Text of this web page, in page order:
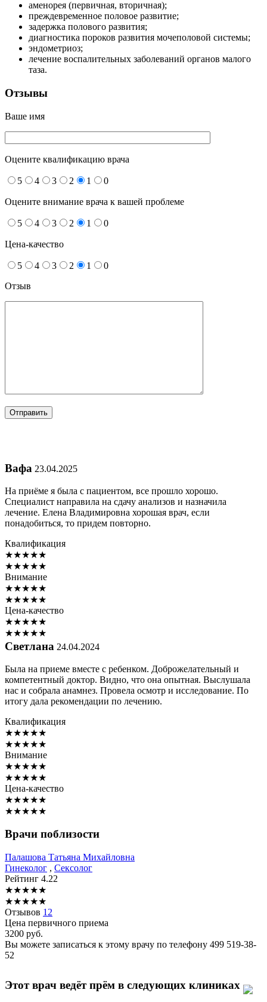
аменорея (первичная, вторичная);
преждевременное половое развитие;
задержка полового развития;
диагностика пороков развития мочеполовой системы;
эндометриоз;
лечение воспалительных заболеваний органов малого
таза.
Отзывы
Ваше имя
Оцените квалификацию врача
5 4 3 2 1 0
Оцените внимание врача к вашей проблеме
5 4 3 2 1 0
Цена-качество
5 4 3 2 1
0
Отзыв
Вафа 23.04.2025
На приёме я была с пациентом, все прошло хорошо.
Специалист направила на сдачу анализов и назначила
лечение. Елена Владимировна хорошая врач, если
понадобиться, то придем повторно.
Квалификация
★★★★★
★★★★★
Внимание
★★★★★
★★★★★
Цена-качество
★★★★★
★★★★★
Светлана 24.04.2024
Была на приеме вместе с ребенком. Доброжелательный и
компетентный доктор. Видно, что она опытная. Выслушала
нас и собрала анамнез. Провела осмотр и исследование. По
итогу дала рекомендации по лечению.
Квалификация
★★★★★
★★★★★
Внимание
★★★★★
★★★★★
Цена-качество
★★★★★
★★★★★
Врачи поблизости
Палашова Татьяна Михайловна
Гинеколог , Сексолог
Рейтинг 4.22
★★★★★
★★★★★
Отзывов 12
Цена первичного приема
3200 руб.
Вы можете записаться к этому врачу по телефону 499 519-38-
52
Этот врач ведёт прём в следующих клиниках